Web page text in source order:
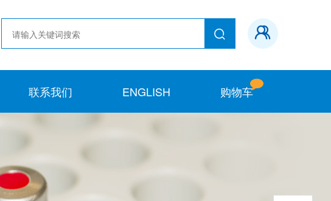
联系我们 ENGLISH 购物车